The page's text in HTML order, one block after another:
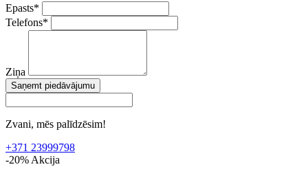
Epasts*
Telefons*
Ziņa
Saņemt piedāvājumu
Zvani, mēs palīdzēsim!
+371 23999798
-20% Akcija